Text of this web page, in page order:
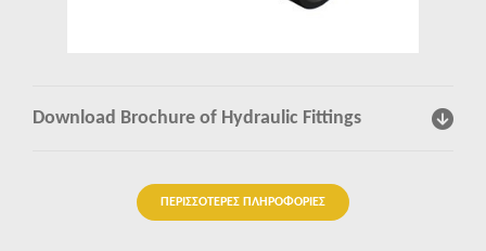
Download Brochure of Hydraulic Fittings
ΠΕΡΙΣΣΟΤΕΡΕΣ ΠΛΗΡΟΦΟΡΙΕΣ